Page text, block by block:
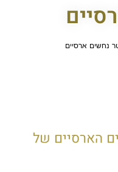
נחשים ארסיים
הארסיים של